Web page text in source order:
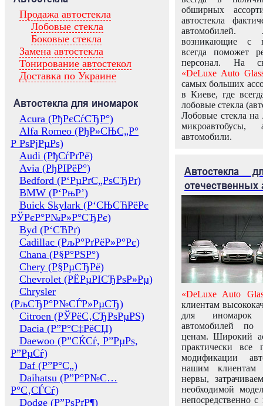
Продажа автостекла
Лобовые стекла
Боковые стекла
Замена автостекла
Тонирование автостекол
Доставка по Украине
Автостекла для иномарок
Acura (РђРєСѓСЂР°)
Alfa Romeo (РђР»СЊС„Р°
Р РѕРјРµРѕ)
Audi (РђСѓРґРё)
Avia (РђРІРёР°)
Bedford (Р‘РµРґС„РѕСЂРґ)
BMW (Р‘РњР’)
Buick Skylark (Р‘СЊСЋРёРє
РЎРєР°Р№Р»Р°СЂРє)
Byd (Р‘СЋРґ)
Cadillac (РљР°РґРёР»Р°Рє)
Chana (Р§Р°РЅР°)
Chery (Р§РµСЂРё)
Chevrolet (РЁРµРІСЂРѕР»Рµ)
Chrysler
(РљСЂР°Р№СЃР»РµСЂ)
Citroen (РЎРёС‚СЂРѕРµРЅ)
Dacia (Р”Р°С‡РёСЏ)
Daewoo (Р”СЌСѓ, Р”РµРѕ,
Р”РµСѓ)
Daf (Р”Р°С„)
Daihatsu (Р”Р°Р№С…
Р°С‚СЃСѓ)
Dodge (Р”РѕРґР¶)
обширных
автостекла
возникающие с
всегда поможет
персонал. На
«DeLuxe Auto
самых больших
в Киеве, где
лобовые стекла
Лобовые стекла на
микроавтобусы,
автомобили.
Автостекла
отечественных
«DeLuxe Auto
клиентам
для иномарок
автомобилей
ценам. Широкий
практически все
модификации
нашим клиентам
нервы,
необходимой
непосредственно